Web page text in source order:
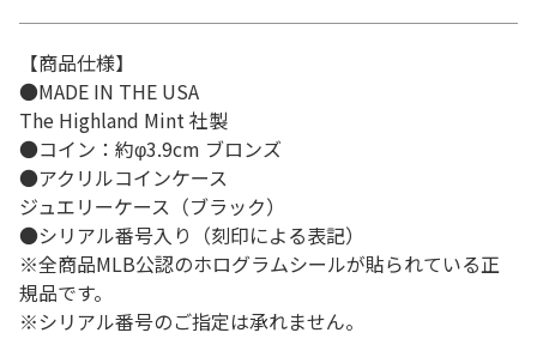
【商品仕様】
●MADE IN THE USA
The Highland Mint 社製
●コイン：約φ3.9cm ブロンズ
●アクリルコインケース
ジュエリーケース（ブラック）
●シリアル番号入り（刻印による表記）
※全商品MLB公認のホログラムシールが貼られている正
規品です。
※シリアル番号のご指定は承れません。